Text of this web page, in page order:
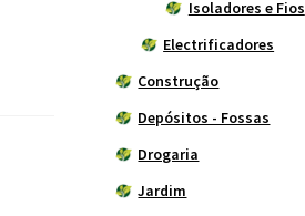
Isoladores e Fios
Electrificadores
Construção
Depósitos - Fossas
Drogaria
Jardim